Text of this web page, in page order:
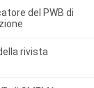
del PWB di
rivista